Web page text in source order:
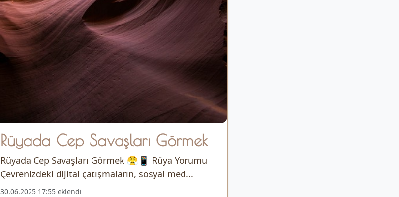
Rüyada Cep Savaşları Görmek
Rüyada Cep Savaşları Görmek 😤📱 Rüya Yorumu
Çevrenizdeki dijital çatışmaların, sosyal med...
30.06.2025 17:55 eklendi